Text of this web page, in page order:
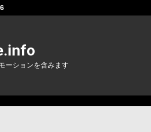
ーションを含みます